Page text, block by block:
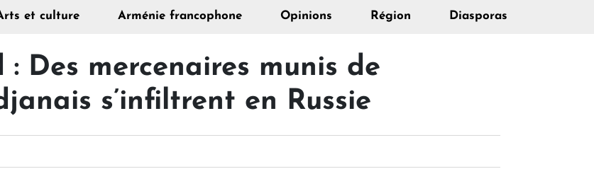
et culture Arménie francophone Opinions Région Diasporas
Des mercenaires munis de
s’infiltrent en Russie